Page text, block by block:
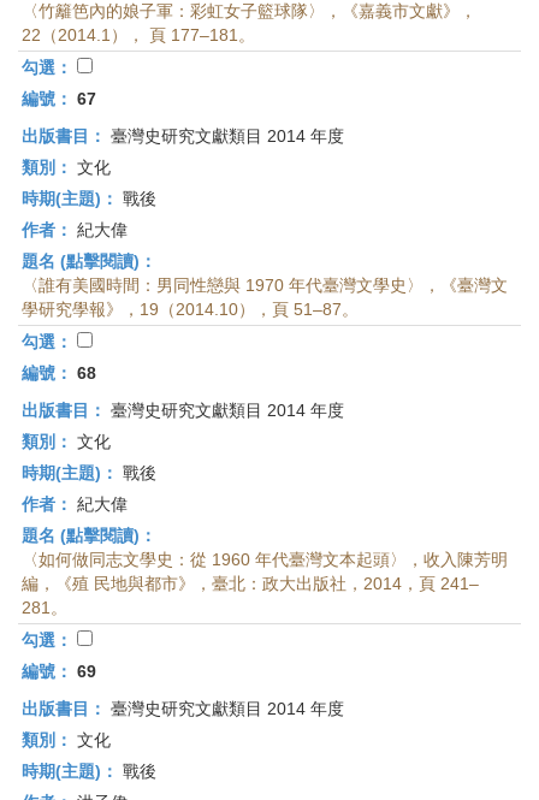
〈竹籬笆內的娘子軍：彩虹女子籃球隊〉，《嘉義市文獻》，
22（2014.1）， 頁 177–181。
勾選：
編號： 67
出版書目： 臺灣史研究文獻類目 2014 年度
類別： 文化
時期(主題)： 戰後
作者： 紀大偉
題名 (點擊閱讀)：
〈誰有美國時間：男同性戀與 1970 年代臺灣文學史〉，《臺灣文
學研究學報》，19（2014.10），頁 51–87。
勾選：
編號： 68
出版書目： 臺灣史研究文獻類目 2014 年度
類別： 文化
時期(主題)： 戰後
作者： 紀大偉
題名 (點擊閱讀)：
〈如何做同志文學史：從 1960 年代臺灣文本起頭〉，收入陳芳明
編，《殖 民地與都市》，臺北：政大出版社，2014，頁 241–
281。
勾選：
編號： 69
出版書目： 臺灣史研究文獻類目 2014 年度
類別： 文化
時期(主題)： 戰後